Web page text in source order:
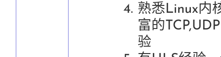
熟悉Linux内
富的
验